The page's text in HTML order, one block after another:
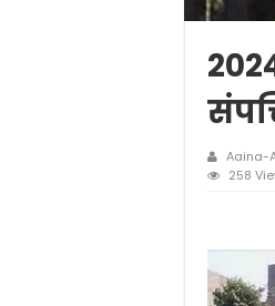
Aaina-
258